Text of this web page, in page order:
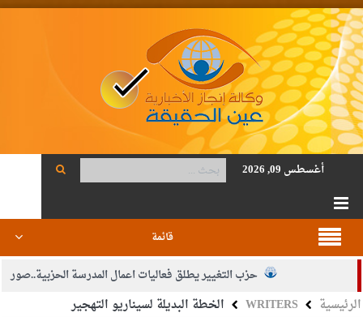
أغسطس 09, 2026
قائمة
حزب التغيير يطلق فعاليات اعمال المدرسة الحزبية..صور
الجيش يفتح باب التجنيد لحملة البكالوريوس في الحقوق والقانون
الرئيسية WRITERS الخطة البديلة لسيناريو التهجير